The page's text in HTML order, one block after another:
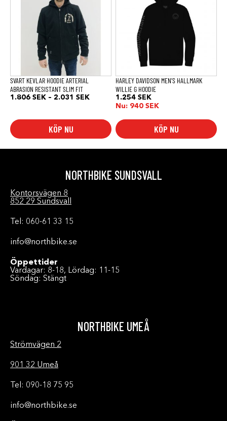
SVART KEVLAR HOODIE ARTERIAL
ABRASION RESISTANT SLIM FIT
1.806 SEK – 2.031 SEKPrisintervall:
1.806 SEK
2.031 SEK
KÖP NU
varianter.
alternativen
produktsidan
HARLEY DAVIDSON MEN’S HALLMARK
WILLIE G HOODIE
1.254 SEK
Nu: 940 SEK
KÖP NU
varianter.
alternativen
produktsidan
NORTHBIKE SUNDSVALL
Kontorsvägen 8
852 29 Sundsvall
Tel: 060-61 33 15
info@northbike.se
Öppettider
Vardagar: 8-18, Lördag: 11-15
Söndag: Stängt
NORTHBIKE UMEÅ
Strömvägen 2
901 32 Umeå
Tel: 090-18 75 95
info@northbike.se